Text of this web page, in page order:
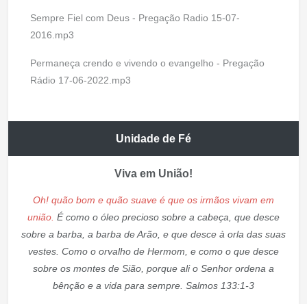
Sempre Fiel com Deus - Pregação Radio 15-07-
2016.mp3
Permaneça crendo e vivendo o evangelho - Pregação
Rádio 17-06-2022.mp3
Unidade de Fé
Viva em União!
Oh! quão bom e quão suave é que os irmãos vivam em
união. É como o óleo precioso sobre a cabeça, que desce
sobre a barba, a barba de Arão, e que desce à orla das suas
vestes. Como o orvalho de Hermom, e como o que desce
sobre os montes de Sião, porque ali o Senhor ordena a
bênção e a vida para sempre. Salmos 133:1-3